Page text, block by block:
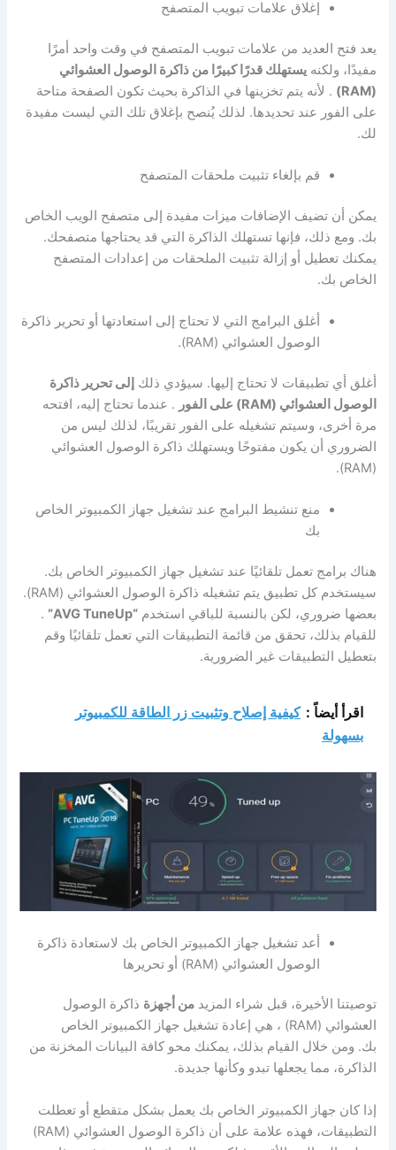
إغلاق علامات تبويب المتصفح
يعد فتح العديد من علامات تبويب المتصفح في وقت واحد أمرًا
مفيدًا، ولكنهيستهلك قدرًا كبيرًا من ذاكرة الوصول العشوائي
(RAM)
. لأنه يتم تخزينها في الذاكرة بحيث تكون الصفحة متاحة
على الفور عند تحديدها. لذلك يُنصح بإغلاق تلك التي ليست مفيدة
لك.
قم بإلغاء تثبيت ملحقات المتصفح
يمكن أن تضيف الإضافات ميزات مفيدة إلى متصفح الويب الخاص
بك. ومع ذلك، فإنها تستهلك الذاكرة التي قد يحتاجها متصفحك.
يمكنك تعطيل أو إزالة تثبيت الملحقات من إعدادات المتصفح
الخاص بك.
أغلق البرامج التي لا تحتاج إلى استعادتها أو تحرير ذاكرة
الوصول العشوائي (RAM).
أغلق أي تطبيقات لا تحتاج إليها. سيؤدي ذلكإلى تحرير ذاكرة
الوصول العشوائي (RAM)
على الفور . عندما تحتاج إليه، افتحه
مرة أخرى، وسيتم تشغيله على الفور تقريبًا، لذلك ليس من
الضروري أن يكون مفتوحًا ويستهلك ذاكرة الوصول العشوائي
(RAM).
منع تنشيط البرامج عند تشغيل جهاز الكمبيوتر الخاص
بك
هناك برامج تعمل تلقائيًا عند تشغيل جهاز الكمبيوتر الخاص بك.
سيستخدم كل تطبيق يتم تشغيله ذاكرة الوصول العشوائي (RAM).
بعضها ضروري، لكن بالنسبة للباقي استخدم“AVG TuneUp”
.
للقيام بذلك، تحقق من قائمة التطبيقات التي تعمل تلقائيًا وقم
بتعطيل التطبيقات غير الضرورية.
اقرأ أيضاً : كيفية إصلاح وتثبيت زر الطاقة للكمبيوتر
بسهولة
أعد تشغيل جهاز الكمبيوتر الخاص بك لاستعادة ذاكرة
الوصول العشوائي (RAM) أو تحريرها
توصيتنا الأخيرة، قبل شراء المزيدمن أجهزة ذاكرة الوصول
العشوائي (RAM) ، هي إعادة تشغيل جهاز الكمبيوتر الخاص
بك. ومن خلال القيام بذلك، يمكنك محو كافة البيانات المخزنة من
الذاكرة، مما يجعلها تبدو وكأنها جديدة.
إذا كان جهاز الكمبيوتر الخاص بك يعمل بشكل متقطع أو تعطلت
التطبيقات، فهذه علامة على أن ذاكرة الوصول العشوائي (RAM)